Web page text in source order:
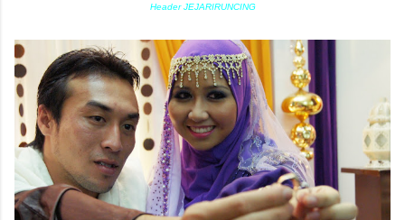
Header JEJARIRUNCING